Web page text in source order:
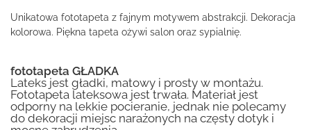
Unikatowa fototapeta z fajnym motywem abstrakcji. Dekoracja
kolorowa. Piękna tapeta ożywi salon oraz sypialnię.
fototapeta GŁADKA
Lateks jest gładki, matowy i prosty w montażu.
Fototapeta lateksowa jest trwała. Materiał jest
odporny na lekkie pocieranie, jednak nie polecamy
do dekoracji miejsc narażonych na częsty dotyk i